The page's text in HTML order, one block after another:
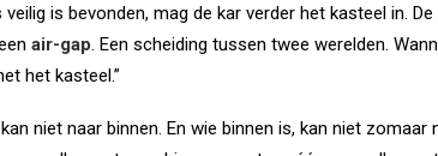
is bevonden, mag de kar verder het kasteel in.
air-gap. Een scheiding tussen twee werelden.
het kasteel.”
niet naar binnen. En wie binnen is, kan niet